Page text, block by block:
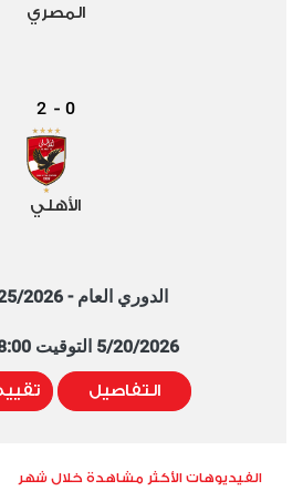
المصري
0
-
2
الأهلي
الدوري العام - 2025/2026
5/20/2026 التوقيت 8:00 PM
التفاصيل
الفيديوهات الأكثر مشاهدة خلال شهر